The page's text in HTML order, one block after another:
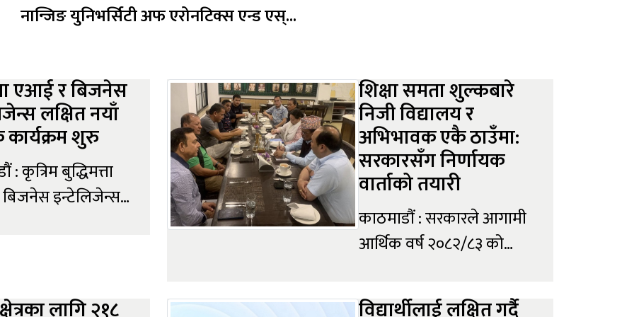
नान्जिङ युनिभर्सिटी अफ एरोनटिक्स एन्ड एस्...
एआई र बिजनेस
लक्षित नयाँ
कार्यक्रम शुरु
: कृत्रिम बुद्धिमत्ता
इन्टेलिजेन्स
ल्याएको छ ।
शिक्षा समता शुल्कबारे
निजी विद्यालय र
अभिभावक एकै ठाउँमा:
सरकारसँग निर्णायक
वार्ताको तयारी
काठमाडौं : सरकारले आगामी
आर्थिक वर्ष २०८२/८३ को
संस्थाबाट असुल हुने सम्पूर्ण
लागि २१८ विद्यार्थीलाई लक्षित गर्दै